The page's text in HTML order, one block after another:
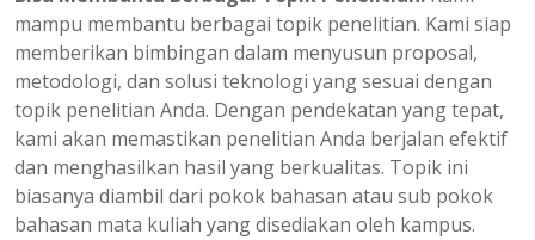
mampu membantu berbagai topik penelitian. Kami siap
memberikan bimbingan dalam menyusun proposal,
metodologi, dan solusi teknologi yang sesuai dengan
topik penelitian Anda. Dengan pendekatan yang tepat,
kami akan memastikan penelitian Anda berjalan efektif
dan menghasilkan hasil yang berkualitas. Topik ini
biasanya diambil dari pokok bahasan atau sub pokok
bahasan mata kuliah yang disediakan oleh kampus.